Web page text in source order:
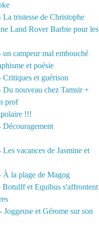
tristesse de Christophe
Land Rover Barbie pour les
un campeur mal embouché
et poésie
Critiques et guérison
Du nouveau chez Tamsir +
prof
!!!
Découragement
vacances de Jasmine et
À la plage de Magog
Botulff et Equibus s'affrontent
et Gérome sur son